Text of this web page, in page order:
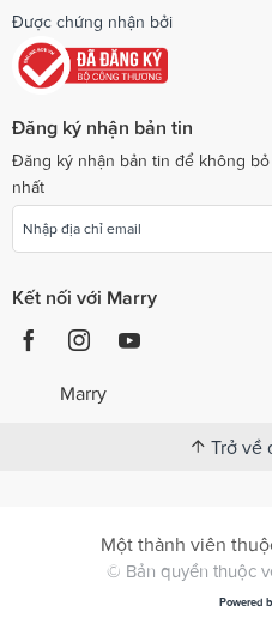
Được chứng nhận bởi
Đăng ký nhận bản tin
Đăng ký nhận bản tin để không
nhất
Kết nối với Marry
Marry
Trở về
Một thành viên
© Bản quyền thuộc
Powered